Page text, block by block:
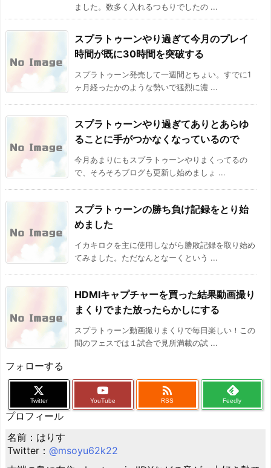
ました。数多く入れるつもりでしたの ...
スプラトゥーンやり過ぎて今月のプレイ
時間が既に30時間を突破する
スプラトゥーン発売して一週間とちょい。すでに1
ヶ月経ったかのような勢いで猛烈に濃 ...
スプラトゥーンやり過ぎてありとあらゆ
ることに手がつかなくなっているので
今月あまりにもスプラトゥーンやりまくってるの
で、そろそろブログも更新し始めましょ ...
スプラトゥーンの勝ち負け記録をとり始
めました
イカキロクを主に使用しながら勝敗記録を取り始め
てみました。ただなんとなーくという ...
HDMIキャプチャーを買った結果動画撮り
まくりでまた放ったらかしにする
スプラトゥーン動画撮りまくりで毎日楽しい！この
間のフェスでは１試合で見所満載の試 ...
フォローする
Twitter YouTube

RSS Feedly
プロフィール
名前：はりす
Twitter： @msoyu62k22